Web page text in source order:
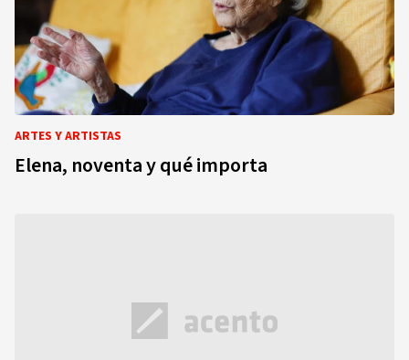
ARTES Y ARTISTAS
Elena, noventa y qué importa